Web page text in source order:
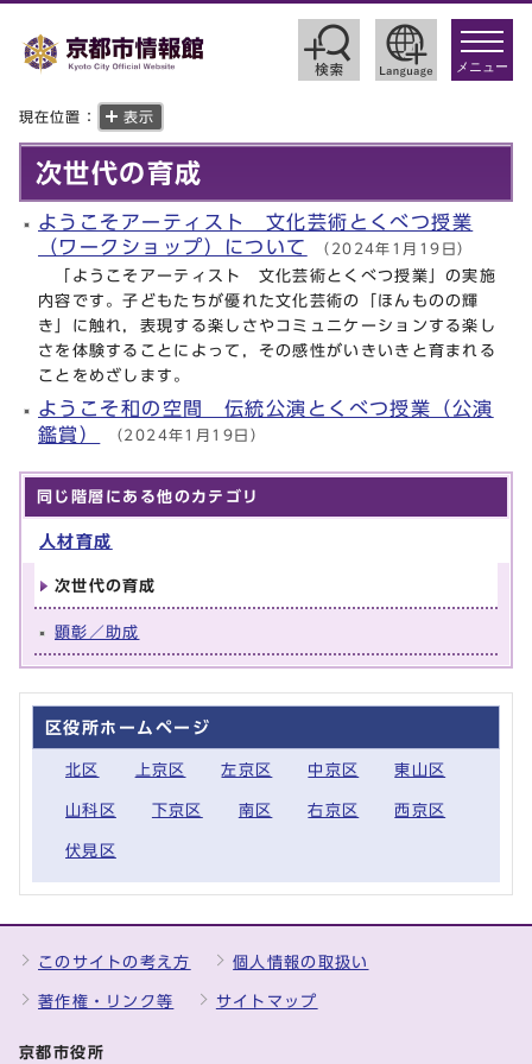
toggle
メニュー
現在位置： 表示
次世代の育成
ようこそアーティスト 文化芸術とくべつ授業
（ワークショップ）について
（2024年1月19日）
「ようこそアーティスト 文化芸術とくべつ授業」の実施
内容です。子どもたちが優れた文化芸術の「ほんものの輝
き」に触れ，表現する楽しさやコミュニケーションする楽し
さを体験することによって，その感性がいきいきと育まれる
ことをめざします。
ようこそ和の空間 伝統公演とくべつ授業（公演
鑑賞） （2024年1月19日）
同じ階層にある他のカテゴリ
人材育成
次世代の育成
顕彰／助成
区役所ホームページ
北区 上京区 左京区 中京区 東山区
山科区 下京区 南区 右京区 西京区
伏見区
このサイトの考え方 個人情報の取扱い
著作権・リンク等 サイトマップ
京都市役所